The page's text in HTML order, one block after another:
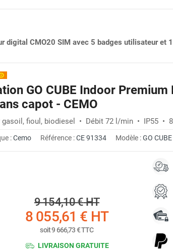
CMO20 SIM avec 5 badges utilisateur et
GO CUBE Indoor
capot - CEMO
gasoil, fioul, biodiesel • Débit 72 l/min • IP55 •
:Cemo Référence :CE 91334 Modèle :GO CUBE
9 154,10 €HT
8 055,61 € HT
soit9 666,73 €TTC
LIVRAISON GRATUITE